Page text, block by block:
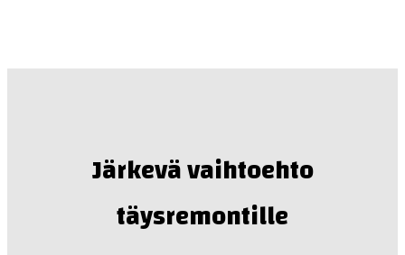
Järkevä vaihtoehto
täysremontille